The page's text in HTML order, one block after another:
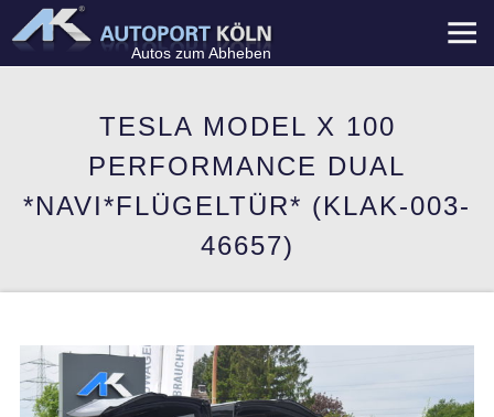
Autos zum Abheben
TESLA MODEL X 100
PERFORMANCE DUAL
*NAVI*FLÜGELTÜR* (KLAK-003-
46657)